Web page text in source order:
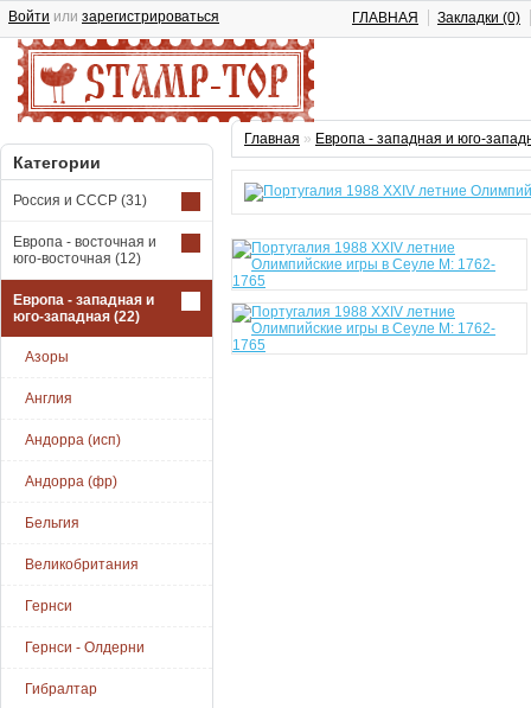
Войти или зарегистрироваться ГЛАВНАЯ Закладки (0)
Категории
Россия и СССР (31)
Европа - восточная и
юго-восточная (12)
Европа - западная и
юго-западная (22)
Азоры
Англия
Андорра (исп)
Андорра (фр)
Бельгия
Великобритания
Гернси
Гернси - Олдерни
Гибралтар
Главная » Европа - западная и юго-